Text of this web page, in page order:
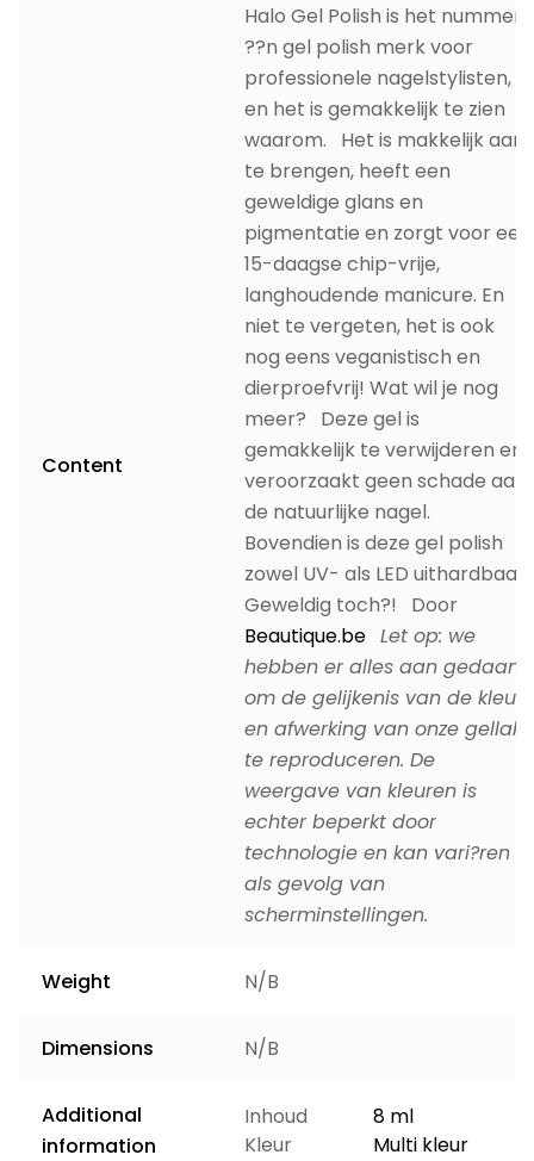
Content
Halo Gel Polish is het nummer
??n gel polish merk voor
professionele nagelstylisten,
en het is gemakkelijk te zien
waarom. Het is makkelijk aan
te brengen, heeft een
geweldige glans en
pigmentatie en zorgt voor een
15-daagse chip-vrije,
langhoudende manicure. En
niet te vergeten, het is ook
nog eens veganistisch en
dierproefvrij! Wat wil je nog
meer? Deze gel is
gemakkelijk te verwijderen en
veroorzaakt geen schade aan
de natuurlijke nagel.
Bovendien is deze gel polish
zowel UV- als LED uithardbaar.
Geweldig toch?! Door
Beautique.be Let op: we
hebben er alles aan gedaan
om de gelijkenis van de kleur
en afwerking van onze gellak
te reproduceren. De
weergave van kleuren is
echter beperkt door
technologie en kan vari?ren
als gevolg van
scherminstellingen.
Weight N/B
Dimensions N/B
Additional
information
Inhoud
8 ml
Kleur
Multi kleur